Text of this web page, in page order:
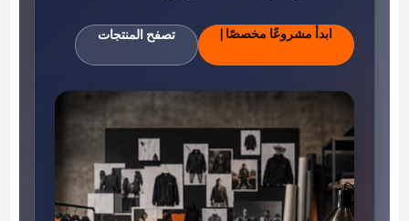
ابدأ مشروعًا مخصصًا | تصفح المنتجات